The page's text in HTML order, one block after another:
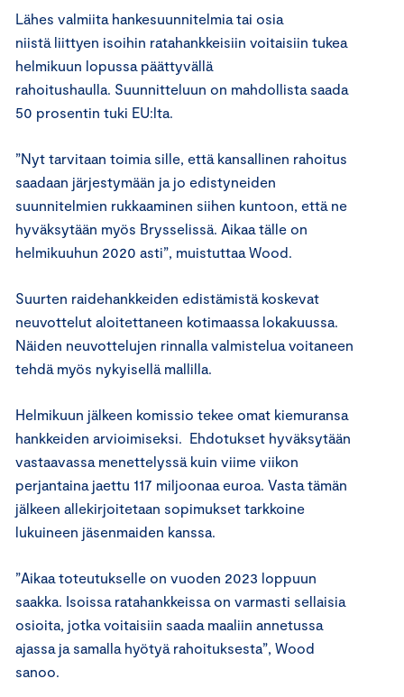
Lähes valmiita hankesuunnitelmia tai osia
niistä liittyen isoihin ratahankkeisiin voitaisiin tukea
helmikuun lopussa päättyvällä
rahoitushaulla. Suunnitteluun on mahdollista saada
50 prosentin tuki EU:lta.
”Nyt tarvitaan toimia sille, että kansallinen rahoitus
saadaan järjestymään ja jo edistyneiden
suunnitelmien rukkaaminen siihen kuntoon, että ne
hyväksytään myös Brysselissä. Aikaa tälle on
helmikuuhun 2020 asti”, muistuttaa Wood.
Suurten raidehankkeiden edistämistä koskevat
neuvottelut aloitettaneen kotimaassa lokakuussa.
Näiden neuvottelujen rinnalla valmistelua voitaneen
tehdä myös nykyisellä mallilla.
Helmikuun jälkeen komissio tekee omat kiemuransa
hankkeiden arvioimiseksi. Ehdotukset hyväksytään
vastaavassa menettelyssä kuin viime viikon
perjantaina jaettu 117 miljoonaa euroa. Vasta tämän
jälkeen allekirjoitetaan sopimukset tarkkoine
lukuineen jäsenmaiden kanssa.
”Aikaa toteutukselle on vuoden 2023 loppuun
saakka. Isoissa ratahankkeissa on varmasti sellaisia
osioita, jotka voitaisiin saada maaliin annetussa
ajassa ja samalla hyötyä rahoituksesta”, Wood
sanoo.